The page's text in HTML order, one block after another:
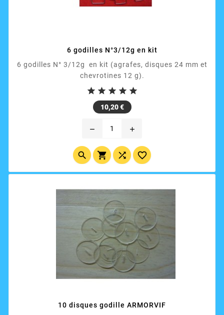
6 godilles N°3/12g en kit
6 godilles N° 3/12g en kit (agrafes, disques 24 mm et
chevrotines 12 g).
    
10,20 € Prix
remove add
   
10 disques godille ARMORVIF